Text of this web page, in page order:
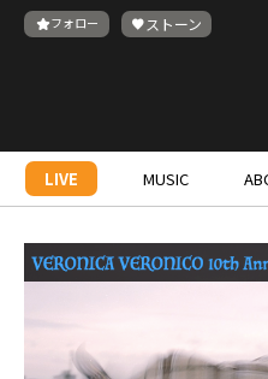
フォロー ストーン
LIVE MUSIC